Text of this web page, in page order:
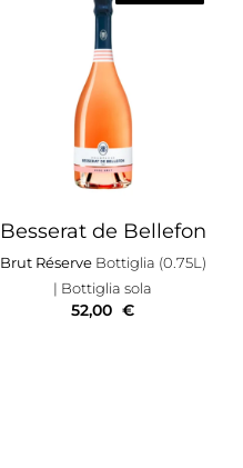
Besserat de Bellefon
Brut Réserve Bottiglia (0.75L)
| Bottiglia sola
52,00 €